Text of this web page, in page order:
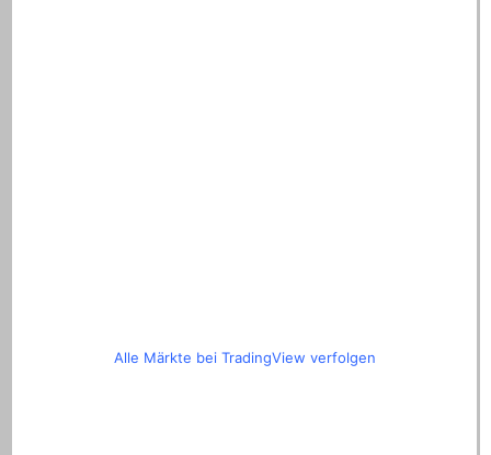
Alle Märkte bei TradingView verfolgen